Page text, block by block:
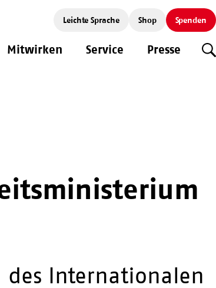
Leichte Sprache Shop Spenden
Mitwirken Service Presse
des Internationalen